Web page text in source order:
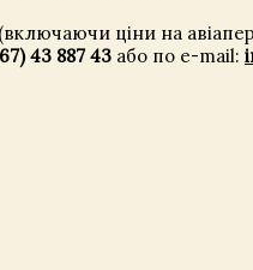
ціни на
43 887 43 або по e-mail: